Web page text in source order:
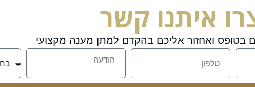
איתנו קשר
בטופס ואחזור אליכם בהקדם למתן מענה מקצועי